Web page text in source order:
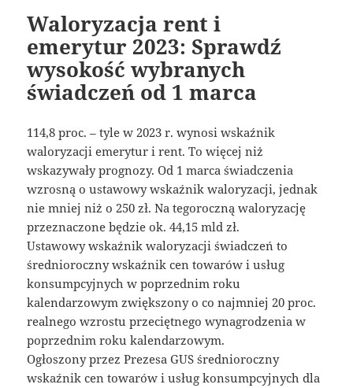
Waloryzacja rent i
emerytur 2023: Sprawdź
wysokość wybranych
świadczeń od 1 marca
114,8 proc. – tyle w 2023 r. wynosi wskaźnik
waloryzacji emerytur i rent. To więcej niż
wskazywały prognozy. Od 1 marca świadczenia
wzrosną o ustawowy wskaźnik waloryzacji, jednak
nie mniej niż o 250 zł. Na tegoroczną waloryzację
przeznaczone będzie ok. 44,15 mld zł.
Ustawowy wskaźnik waloryzacji świadczeń to
średnioroczny wskaźnik cen towarów i usług
konsumpcyjnych w poprzednim roku
kalendarzowym zwiększony o co najmniej 20 proc.
realnego wzrostu przeciętnego wynagrodzenia w
poprzednim roku kalendarzowym.
Ogłoszony przez Prezesa GUS średnioroczny
wskaźnik cen towarów i usług konsumpcyjnych dla